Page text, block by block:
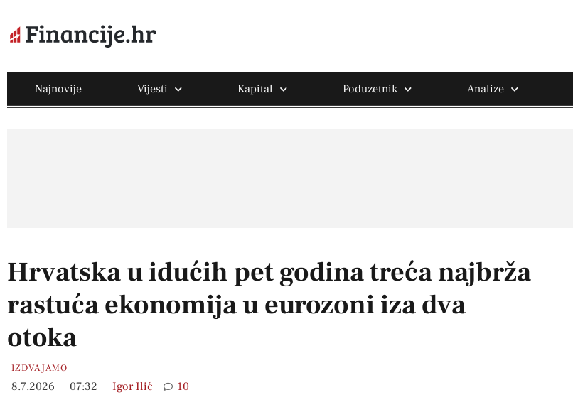
Najnovije Vijesti Kapital Poduzetnik Analize
Hrvatska u idućih pet godina treća najbrža
rastuća ekonomija u eurozoni iza dva
otoka
IZDVAJAMO
8.7.2026 07:32 Igor Ilić 10